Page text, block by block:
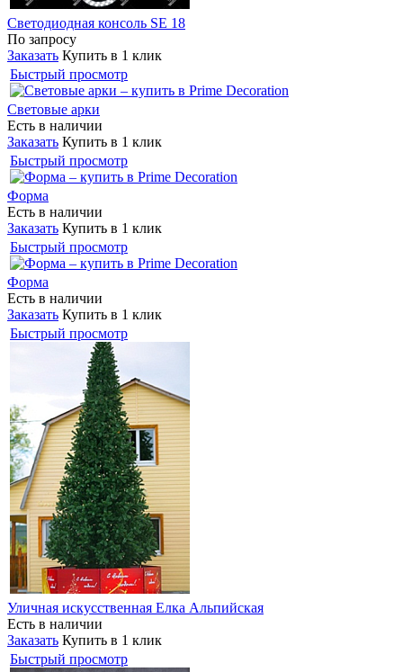
Светодиодная консоль SE 18
По запросу
Заказать Купить в 1 клик
Быстрый просмотр
Световые арки
Есть в наличии
Заказать Купить в 1 клик
Быстрый просмотр
Форма
Есть в наличии
Заказать Купить в 1 клик
Быстрый просмотр
Форма
Есть в наличии
Заказать Купить в 1 клик
Быстрый просмотр
Уличная искусственная Елка Альпийская
Есть в наличии
Заказать Купить в 1 клик
Быстрый просмотр